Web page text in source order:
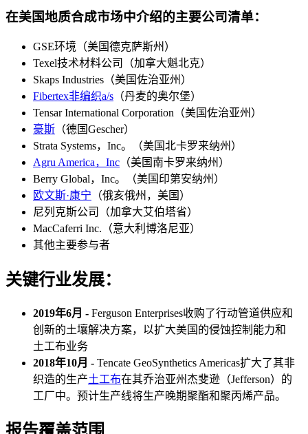
在美国地质合成市场中介绍的主要公司清单：
GSE环境（美国德克萨斯州）
Texel技术材料公司（加拿大魁北克）
Skaps Industries（美国佐治亚州）
Fibertex非编织a/s （丹麦的奥尔堡）
Tensar International Corporation（美国佐治亚州）
豪斯 （德国Gescher）
Strata Systems，Inc。（美国北卡罗来纳州）
Agru America，Inc （美国南卡罗来纳州）
Berry Global，Inc。（美国印第安纳州）
欧文斯·康宁 （俄亥俄州，美国）
尼列克斯公司（加拿大艾伯塔省）
MacCaferri Inc.（意大利博洛尼亚）
其他主要参与者
关键行业发展：
2019年6月 - Ferguson Enterprises收购了行动管道供应和
创新的土壤解决方案，以扩大美国的侵蚀控制能力和
土工布业务
2018年10月 - Tencate GeoSynthetics Americas扩大了其非
织造的生产土工布在其乔治亚州杰斐逊（Jefferson）的
工厂中。预计生产线将生产晚期聚酯和聚丙烯产品。